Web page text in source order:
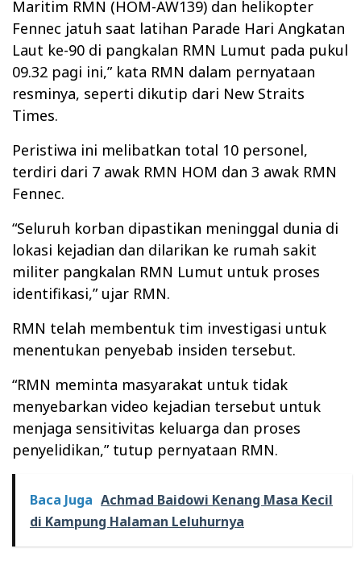
Maritim RMN (HOM-AW139) dan helikopter
Fennec jatuh saat latihan Parade Hari Angkatan
Laut ke-90 di pangkalan RMN Lumut pada pukul
09.32 pagi ini,” kata RMN dalam pernyataan
resminya, seperti dikutip dari New Straits
Times.
Peristiwa ini melibatkan total 10 personel,
terdiri dari 7 awak RMN HOM dan 3 awak RMN
Fennec.
“Seluruh korban dipastikan meninggal dunia di
lokasi kejadian dan dilarikan ke rumah sakit
militer pangkalan RMN Lumut untuk proses
identifikasi,” ujar RMN.
RMN telah membentuk tim investigasi untuk
menentukan penyebab insiden tersebut.
“RMN meminta masyarakat untuk tidak
menyebarkan video kejadian tersebut untuk
menjaga sensitivitas keluarga dan proses
penyelidikan,” tutup pernyataan RMN.
Baca Juga Achmad Baidowi Kenang Masa Kecil
di Kampung Halaman Leluhurnya